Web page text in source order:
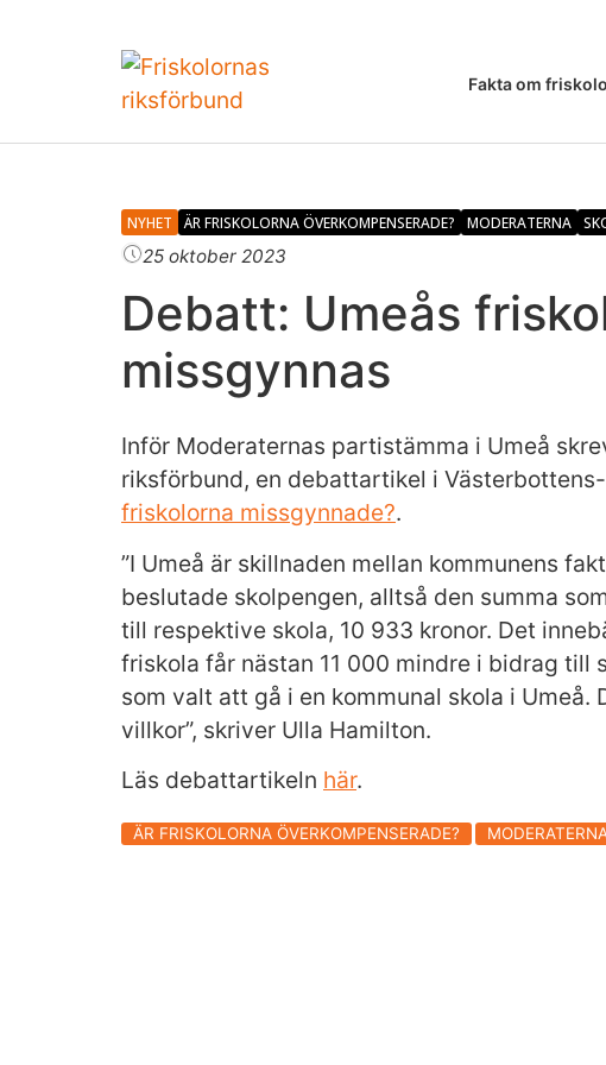
Fakta om
NYHET ÄR FRISKOLORNA ÖVERKOMPENSERADE? MODERATERNA
25 oktober 2023
Debatt: Umeås
missgynnas
Inför Moderaternas partistämma i Umeå
riksförbund, en debattartikel i
friskolorna missgynnade?.
”I Umeå är skillnaden mellan kommunens
beslutade skolpengen, alltså den summa
till respektive skola, 10 933 kronor. Det
friskola får nästan 11 000 mindre i bidrag
som valt att gå i en kommunal skola i
villkor”, skriver Ulla Hamilton.
Läs debattartikeln här.
ÄR FRISKOLORNA ÖVERKOMPENSERADE?